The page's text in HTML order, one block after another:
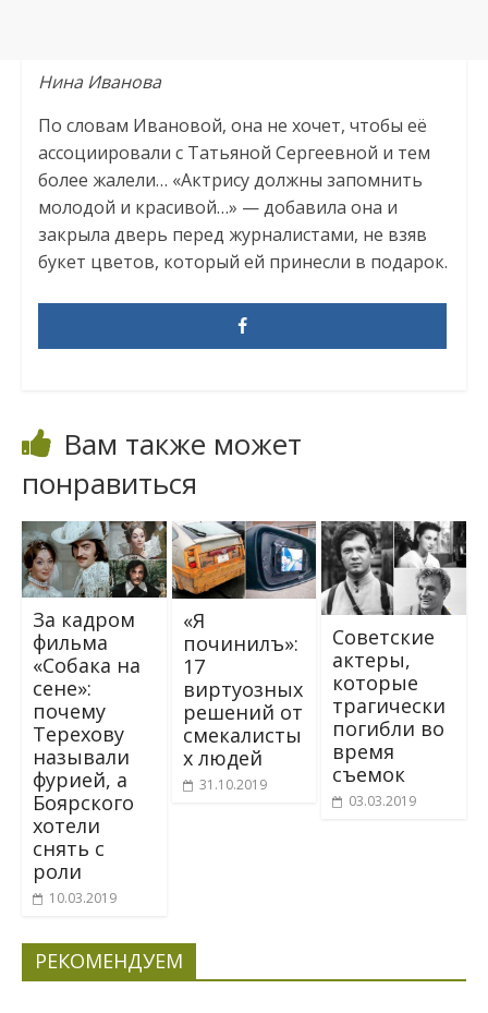
Нина Иванова
По словам Ивановой, она не хочет, чтобы её
ассоциировали с Татьяной Сергеевной и тем
более жалели… «Актрису должны запомнить
молодой и красивой…» — добавила она и
закрыла дверь перед журналистами, не взяв
букет цветов, который ей принесли в подарок.
Вам также может
понравиться
За кадром
фильма
«Собака на
сене»:
почему
Терехову
называли
фурией, а
Боярского
хотели
снять с
роли
10.03.2019
«Я
починилъ»:
17
виртуозных
решений от
смекалисты
х людей
31.10.2019
Советские
актеры,
которые
трагически
погибли во
время
съемок
03.03.2019
РЕКОМЕНДУЕМ